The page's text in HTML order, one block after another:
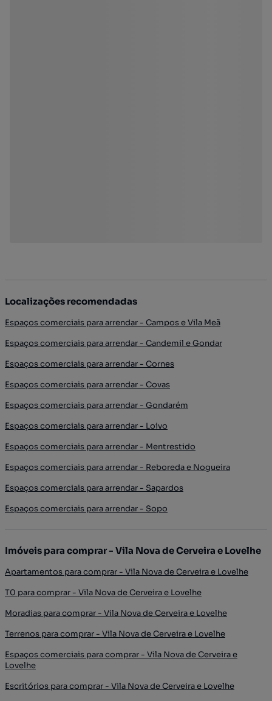
Localizações recomendadas
Espaços comerciais para arrendar - Campos e Vila Meã
Espaços comerciais para arrendar - Candemil e Gondar
Espaços comerciais para arrendar - Cornes
Espaços comerciais para arrendar - Covas
Espaços comerciais para arrendar - Gondarém
Espaços comerciais para arrendar - Loivo
Espaços comerciais para arrendar - Mentrestido
Espaços comerciais para arrendar - Reboreda e Nogueira
Espaços comerciais para arrendar - Sapardos
Espaços comerciais para arrendar - Sopo
Imóveis para comprar - Vila Nova de Cerveira e Lovelhe
Apartamentos para comprar - Vila Nova de Cerveira e Lovelhe
T0 para comprar - Vila Nova de Cerveira e Lovelhe
Moradias para comprar - Vila Nova de Cerveira e Lovelhe
Terrenos para comprar - Vila Nova de Cerveira e Lovelhe
Espaços comerciais para comprar - Vila Nova de Cerveira e
Lovelhe
Escritórios para comprar - Vila Nova de Cerveira e Lovelhe